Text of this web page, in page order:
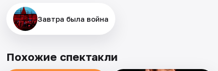
Завтра была война
Похожие спектакли